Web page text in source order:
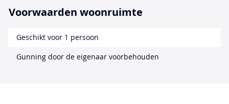
Voorwaarden woonruimte
Geschikt voor 1 persoon
Gunning door de eigenaar voorbehouden